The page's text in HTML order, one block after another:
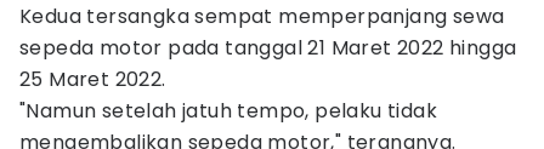
Kedua tersangka sempat memperpanjang sewa
sepeda motor pada tanggal 21 Maret 2022 hingga
25 Maret 2022.
"Namun setelah jatuh tempo, pelaku tidak
mengembalikan sepeda motor," terangnya.